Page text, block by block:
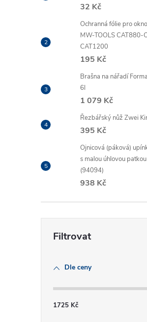
32 Kč
Ochranná fólie pro
MW-TOOLS CAT880-
CAT1200
195 Kč
Brašna na nářadí
6l
1 079 Kč
Řezbářský nůž Zwei
395 Kč
Ojnicová (páková)
s malou úhlovou
(94094)
938 Kč
Dle ceny
1725 Kč